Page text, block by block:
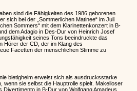
sind die Fähigkeiten des 1986 geborenen
sich bei der „Sommerlichen Matinee“ im Juli
Sommers“ mit dem Klarinettenkonzert in B-
dem Adagio in Des-Dur von Heinrich Josef
seines Tons beeindruckte das
Hörer der CD, der im Klang des
Facetten der menschlichen Stimme zu
bietigheim erweist sich als ausdrucksstarke
wenn sie selbst die Hauptrolle spielt. Makelloser
in B-Dur von Wolfgang Amadeus